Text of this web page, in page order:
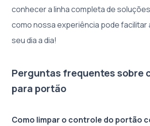
conhecer a linha completa de
como nossa experiência pode facilitar
seu dia a dia!
Perguntas frequentes sobre
para portão
Como limpar o controle do portão